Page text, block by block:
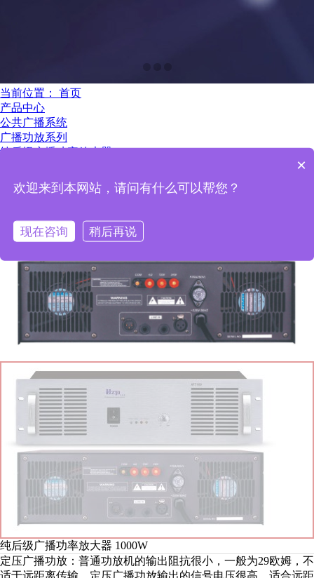
当前位置：
首页
产品中心
公共广播系统
广播功放系列
纯后级广播功率放大器
纯后级广播功率放大器 1000W
定压广播功放：普通功放机的输出阻抗很小，一般为29欧姆，不
适于远距离传输。定压广播功放输出的信号电压很高，适合远距
×
欢迎来到本网站，请问有什么可以帮您？
现在咨询 稍后再说